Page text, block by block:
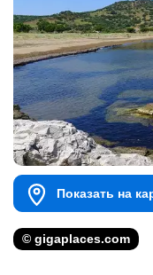
Показать на
© gigaplaces.com